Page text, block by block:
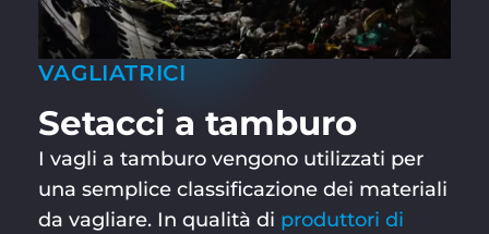
VAGLIATRICI
Setacci a tamburo
I vagli a tamburo vengono utilizzati per
una semplice classificazione dei materiali
da vagliare. In qualità di produttori di